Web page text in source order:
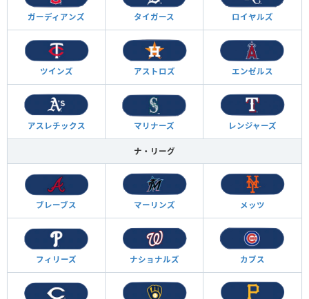
ガーディアンズ タイガース ロイヤルズ
ツインズ アストロズ エンゼルス
アスレチックス マリナーズ レンジャーズ
ナ・リーグ
ブレーブス マーリンズ メッツ
フィリーズ ナショナルズ カブス